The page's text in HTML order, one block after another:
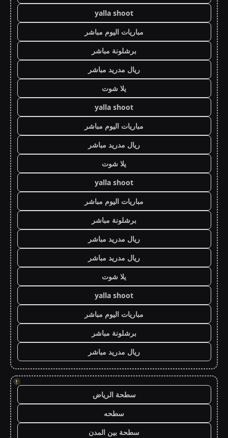
yalla shoot
مباريات اليوم مباشر
برشلونة مباشر
ريال مدريد مباشر
يلا شوت
yalla shoot
مباريات اليوم مباشر
ريال مدريد مباشر
يلا شوت
yalla shoot
مباريات اليوم مباشر
برشلونة مباشر
ريال مدريد مباشر
ريال مدريد مباشر
يلا شوت
yalla shoot
مباريات اليوم مباشر
برشلونة مباشر
ريال مدريد مباشر
!
سطحة الرياض
سطحه
سطحة بين المدن